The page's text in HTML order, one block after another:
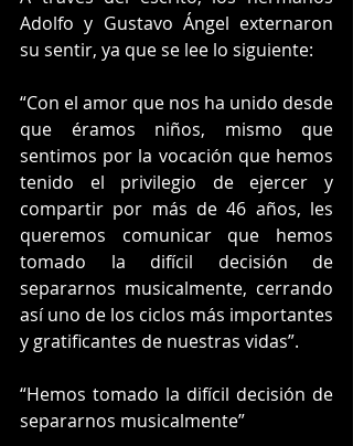
Adolfo y Gustavo Ángel externaron
su sentir, ya que se lee lo siguiente:
“Con el amor que nos ha unido desde
que éramos niños, mismo que
sentimos por la vocación que hemos
tenido el privilegio de ejercer y
compartir por más de 46 años, les
queremos comunicar que hemos
tomado la difícil decisión de
separarnos musicalmente, cerrando
así uno de los ciclos más importantes
y gratificantes de nuestras vidas”.
“Hemos tomado la difícil decisión de
separarnos musicalmente”